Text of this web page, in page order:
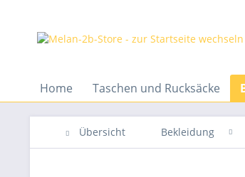
Home Taschen und Rucksäcke
Übersicht Bekleidung